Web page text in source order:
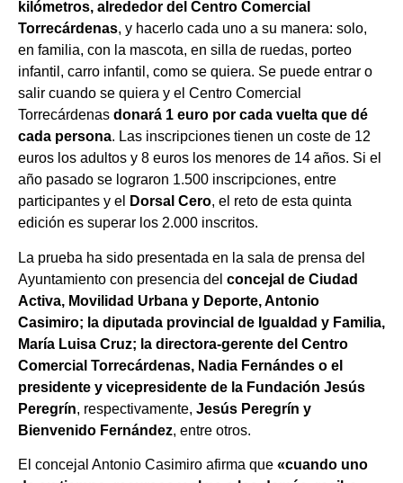
kilómetros, alrededor del Centro Comercial
Torrecárdenas, y hacerlo cada uno a su manera: solo,
en familia, con la mascota, en silla de ruedas, porteo
infantil, carro infantil, como se quiera. Se puede entrar o
salir cuando se quiera y el Centro Comercial
Torrecárdenas donará 1 euro por cada vuelta que dé
cada persona. Las inscripciones tienen un coste de 12
euros los adultos y 8 euros los menores de 14 años. Si el
año pasado se lograron 1.500 inscripciones, entre
participantes y el
Dorsal Cero, el reto de esta quinta
edición es superar los 2.000 inscritos.
La prueba ha sido presentada en la sala de prensa del
Ayuntamiento con presencia del concejal de Ciudad
Activa, Movilidad Urbana y Deporte, Antonio
Casimiro; la diputada provincial de Igualdad y Familia,
María Luisa Cruz; la directora-gerente del Centro
Comercial Torrecárdenas, Nadia Fernándes o el
presidente y vicepresidente de la Fundación Jesús
Peregrín, respectivamente, Jesús Peregrín y
Bienvenido Fernández, entre otros.
El concejal Antonio Casimiro afirma que «cuando uno